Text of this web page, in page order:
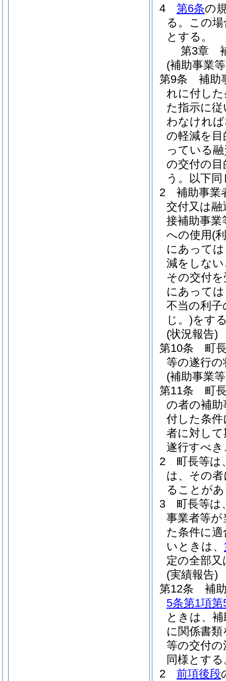
4
第6条の
る。 この
とする。
第3章
(補助事業
第9条
補助
れに付し
た指示に
わなけれ
の軽減を
っている
の交付の
う。以下同
2
補助事業
交付又は
接補助事
への使用 (
にあって
減をしな
その交付
にあって
不当の利
じ。)をす
(状況報告)
第10条
町
等の遂行
(補助事業
第11条
町
の者の補
付した条
者に対し
遂行すべ
2
町長等は
は、その
ることが
3
町長等は
事業者等
た条件に
いときは、
定の全部
(実績報告)
第12条
補
5条第1項第
ときは、
に関係書
等の交付
同様とする
2
前項後段